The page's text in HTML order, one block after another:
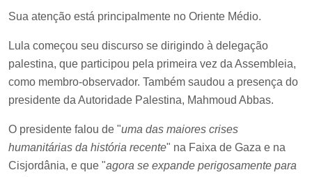
Sua atenção está principalmente no Oriente Médio.
Lula começou seu discurso se dirigindo à delegação
palestina, que participou pela primeira vez da Assembleia,
como membro-observador. Também saudou a presença do
presidente da Autoridade Palestina, Mahmoud Abbas.
O presidente falou de "uma das maiores crises
humanitárias da história recente" na Faixa de Gaza e na
Cisjordânia, e que "agora se expande perigosamente para